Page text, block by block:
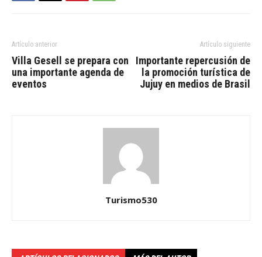
Artículo anterior
Villa Gesell se prepara con
una importante agenda de
eventos
Artículo siguiente
Importante repercusión de
la promoción turística de
Jujuy en medios de Brasil
Turismo530